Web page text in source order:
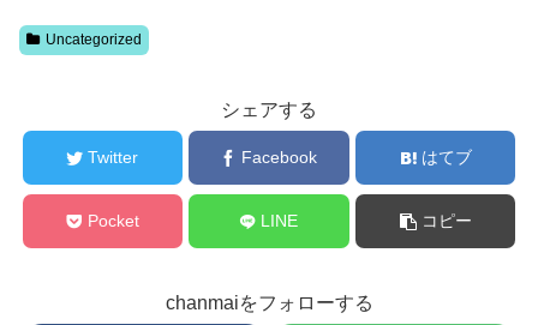
Uncategorized
シェアする
Twitter Facebook はてブ
Pocket LINE コピー
chanmaiをフォローする